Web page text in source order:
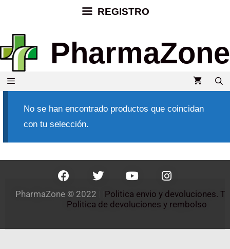
REGISTRO
PharmaZone
No se han encontrado productos que coincidan
con tu selección.
PharmaZone © 2022
Politica envio y devoluciones.
Politica de devoluciones y rembolso